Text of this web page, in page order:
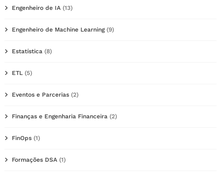
Engenheiro de IA (13)
Engenheiro de Machine Learning(9)
Estatística (8)
ETL (5)
Eventos e Parcerias (2)
Finanças e Engenharia Financeira (2)
FinOps (1)
Formações DSA (1)